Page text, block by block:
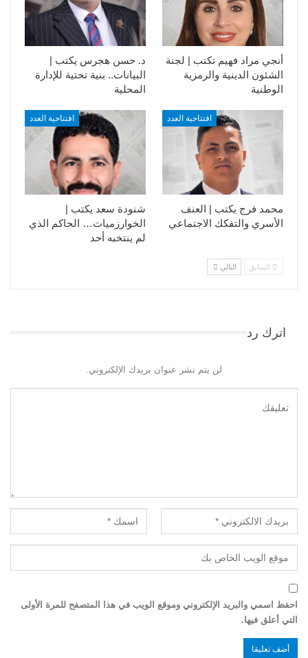
د. حسن هجرس يكتب |
البيانات.. بنية تحتية للإدارة
المحلية
أنجي مراد فهيم تكتب | لجنة
الشئون الدينية والرمزية
الوطنية
افتتاحية العدد
شنودة سعد يكتب |
الخوارزميات… الحاكم الذي
لم ينتخبه أحد
افتتاحية العدد
محمد فرج يكتب | العنف
الأسري والتفكك الاجتماعي
السابق التالي
اترك رد
لن يتم نشر عنوان بريدك الإلكتروني.
احفظ اسمي والبريد الإلكتروني وموقع الويب في هذا المتصفح للمرة الأولى
التي أعلق فيها.